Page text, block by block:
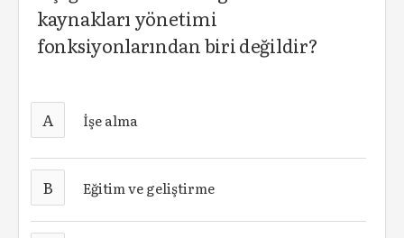
kaynakları yönetimi
fonksiyonlarından biri değildir?
A İşe alma
B Eğitim ve geliştirme